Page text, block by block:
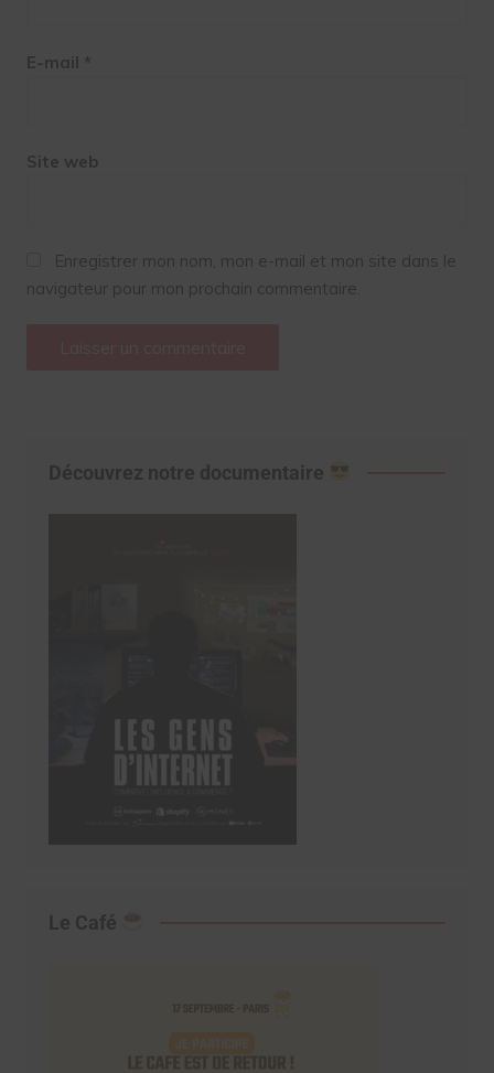
E-mail *
Site web
Enregistrer mon nom, mon e-mail et mon site dans le
navigateur pour mon prochain commentaire.
Découvrez notre documentaire
Le Café